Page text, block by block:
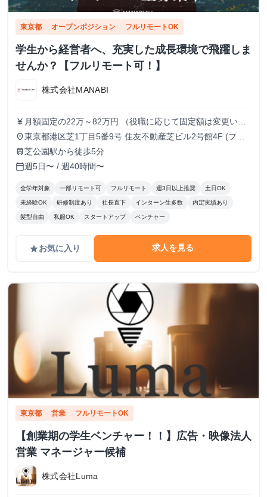
東京都 オープンポジション フルリモートOK
学生から経営者へ、充実した成長環境で飛躍しま
せんか？【フルリモート可！】
株式会社MANABI
currency_yen 月額固定の22万～82万円 （役職に応じて固定額は変更いた
します）
place東京都港区芝1丁目5番9号 住友不動産芝ビル2号館4F (フル
リモート/出勤は自由です)
train芝公園駅から徒歩5分
calendar_today週5日〜 / 週40時間〜
全学年対象 一部リモート可 フルリモート 週3日以上推奨 土日OK
未経験OK 研修制度あり 社長直下 インターン生多数 内定実績あり
髪型自由 私服OK スタートアップ ベンチャー
gradeお気に入り 求人を見る
東京都 営業 フルリモートOK
【創業期の学生ベンチャー！！】広告・映像法人
営業 マネージャー候補
株式会社Luma